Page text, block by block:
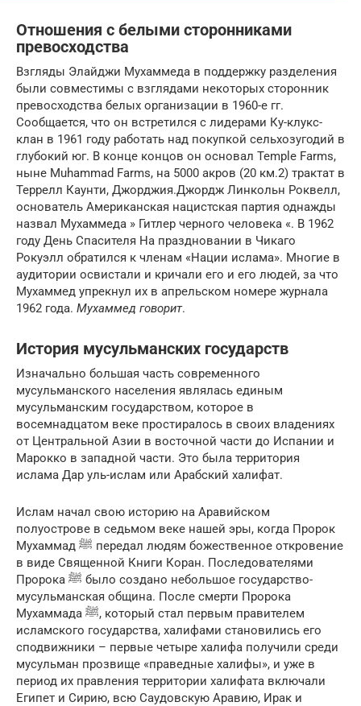
Отношения с белыми сторонниками
превосходства
Взгляды Элайджи Мухаммеда в поддержку разделения
были совместимы с взглядами некоторых сторонник
превосходства белых организации в 1960-е гг.
Сообщается, что он встретился с лидерами Ку-клукс-
клан в 1961 году работать над покупкой сельхозугодий в
глубокий юг. В конце концов он основал Temple Farms,
ныне Muhammad Farms, на 5000 акров (20 км.2) трактат в
Террелл Каунти, Джорджия.Джордж Линкольн Роквелл,
основатель Американская нацистская партия однажды
назвал Мухаммеда » Гитлер черного человека «. В 1962
году День Спасителя На праздновании в Чикаго
Рокуэлл обратился к членам «Нации ислама». Многие в
аудитории освистали и кричали его и его людей, за что
Мухаммед упрекнул их в апрельском номере журнала
1962 года. Мухаммед говорит.
История мусульманских государств
Изначально большая часть современного
мусульманского населения являлась единым
мусульманским государством, которое в
восемнадцатом веке простиралось в своих владениях
от Центральной Азии в восточной части до Испании и
Марокко в западной части. Это была территория
ислама Дар уль-ислам или Арабский халифат.
Ислам начал свою историю на Аравийском
полуострове в седьмом веке нашей эры, когда Пророк
Мухаммад ﷺ передал людям божественное откровение
в виде Священной Книги Коран. Последователями
Пророка ﷺ было создано небольшое государство-
мусульманская община. После смерти Пророка
Мухаммада ﷺ, который стал первым правителем
исламского государства, халифами становились его
сподвижники – первые четыре халифа получили среди
мусульман прозвище «праведные халифы», и уже в
период их правления территории халифата включали
Египет и Сирию, всю Саудовскую Аравию, Ирак и